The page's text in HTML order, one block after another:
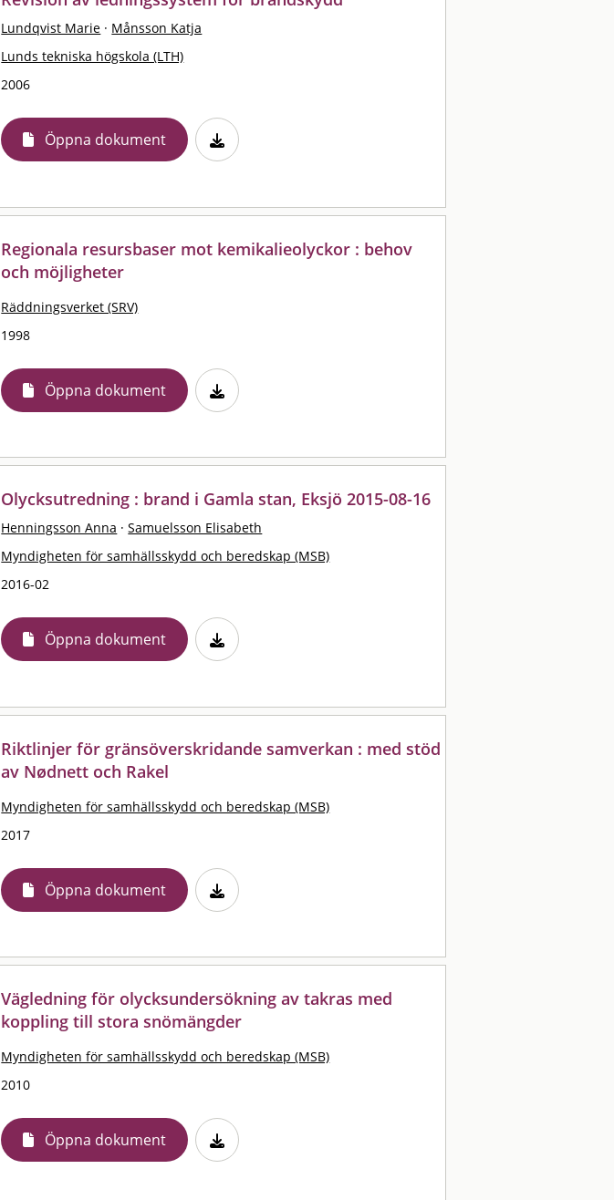
Lundqvist Marie · Månsson Katja
Lunds tekniska högskola (LTH)
2006
Öppna dokument
Regionala resursbaser mot kemikalieolyckor : behov
och möjligheter
Räddningsverket (SRV)
1998
Öppna dokument
Olycksutredning : brand i Gamla stan, Eksjö 2015-08-16
Henningsson Anna · Samuelsson Elisabeth
Myndigheten för samhällsskydd och beredskap (MSB)
2016-02
Öppna dokument
Riktlinjer för gränsöverskridande samverkan : med stöd
av Nødnett och Rakel
Myndigheten för samhällsskydd och beredskap (MSB)
2017
Öppna dokument
Vägledning för olycksundersökning av takras med
koppling till stora snömängder
Myndigheten för samhällsskydd och beredskap (MSB)
2010
Öppna dokument